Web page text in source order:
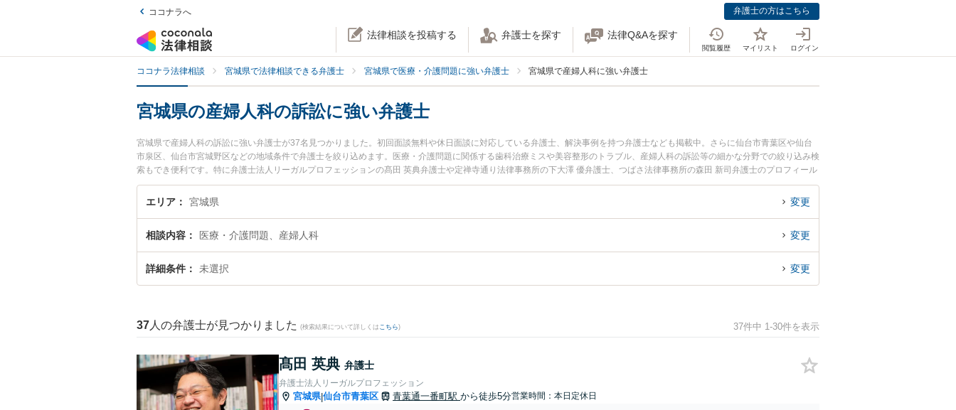
ココナラへ 弁護士の方はこちら
法律相談を投稿する 弁護士を探す 法律Q&Aを探す
閲覧履歴 マイリスト ログイン
ココナラ法律相談 宮城県で法律相談できる弁護士 宮城県で医療・介護問題に強い弁護士 宮城県で産婦人科に強い弁護士
宮城県の産婦人科の訴訟に強い弁護士
宮城県で産婦人科の訴訟に強い弁護士が37名見つかりました。初回面談無料や休日面談に対応している弁護士、解決事例を持つ弁護士なども掲載中。さらに仙台市青葉区や仙台
市泉区、仙台市宮城野区などの地域条件で弁護士を絞り込めます。医療・介護問題に関係する歯科治療ミスや美容整形のトラブル、産婦人科の訴訟等の細かな分野での絞り込み検
索もでき便利です。特に弁護士法人リーガルプロフェッションの髙田 英典弁護士や定禅寺通り法律事務所の下大澤 優弁護士、つばさ法律事務所の森田 新司弁護士のプロフィール
情報や弁護士費用、強みなどが注目されています。『宮城県で土日や夜間に発生した産婦人科の訴訟のトラブルを今すぐに弁護士に相談したい』『産婦人科の訴訟のトラブル解決
の実績豊富な近くの弁護士を検索したい』『初回相談無料で産婦人科の訴訟を法律相談できる宮城県内の弁護士に相談予約したい』などでお困りの相談者さんにおすすめです。
エリア 宮城県 変更
相談内容 医療・介護問題、産婦人科 変更
詳細条件 未選択 変更
37 人の弁護士が見つかりました (検索結果について詳しくは こちら) 37件中 1-30件を表示
髙田 英典 弁護士
弁護士法人リーガルプロフェッション
宮城県|仙台市青葉区 青葉通一番町駅 から徒歩5分営業時間：本日定休日